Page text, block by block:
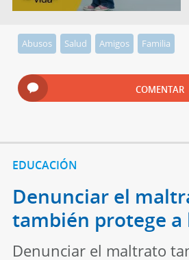
Abusos Salud Amigos Familia
COMENTAR
EDUCACIÓN
Denunciar el
también protege a
Denunciar el maltrato